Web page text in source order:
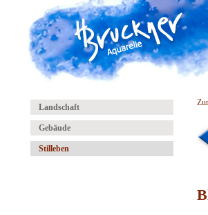
Landschaft
Gebäude
Stilleben